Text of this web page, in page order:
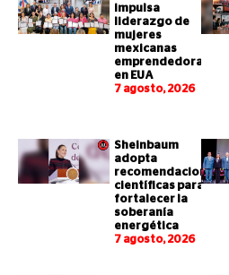
impulsa
liderazgo de
mujeres
mexicanas
emprendedoras
en EUA
7 agosto, 2026
Sheinbaum
adopta
recomendaciones
científicas para
fortalecer la
soberanía
energética
7 agosto, 2026